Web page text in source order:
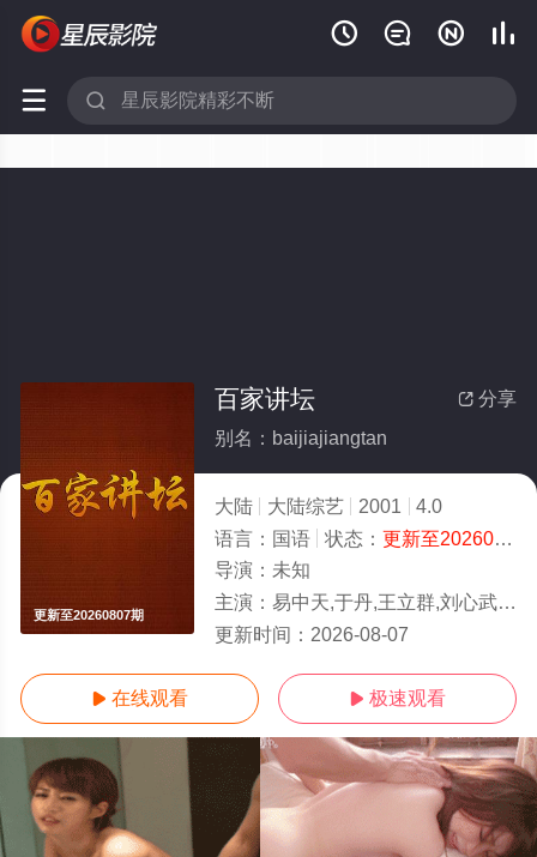
   
 
更新至20260807期
 分享
百家讲坛
别名：baijiajiangtan
大陆 大陆综艺 2001
4.0
语言： 国语 状态： 更新至20260807期
导演： 未知
主演： 易中天,于丹,王立群,刘心武,周汝昌,阎崇年,郦波,钱文忠,葛剑雄,蒙曼,纪连海,赵晓岚,马未都,袁腾
更新时间： 2026-08-07
 在线观看  极速观看